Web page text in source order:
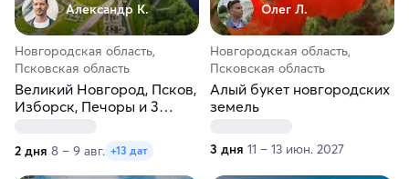
Александр К.
Новгородская область,
Псковская область
Великий Новгород, Псков,
Изборск, Печоры и 3
2 дня 8 – 9 авг. +13 дат
Олег Л.
Новгородская область,
Псковская область
Алый букет новгородских
земель
3 дня 11 – 13 июн. 2027